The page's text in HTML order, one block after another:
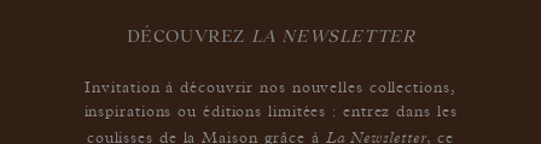
DÉCOUVREZ LA NEWSLETTER
Invitation à découvrir nos nouvelles collections,
inspirations ou éditions limitées : entrez dans les
coulisses de la Maison grâce à La Newsletter,ce